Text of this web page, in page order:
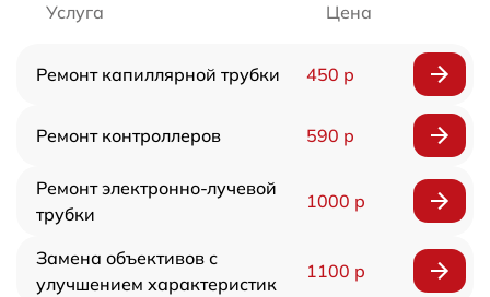
Услуга Цена
Ремонт капиллярной трубки 450 р
Ремонт контроллеров 590 р
Ремонт электронно-лучевой
трубки
1000 р
Замена объективов с
улучшением характеристик
1100 р